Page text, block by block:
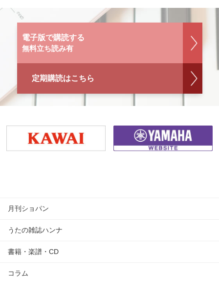
電子版で購読する
無料立ち読み有
定期購読はこちら
月刊ショパン
うたの雑誌ハンナ
書籍・楽譜・CD
コラム